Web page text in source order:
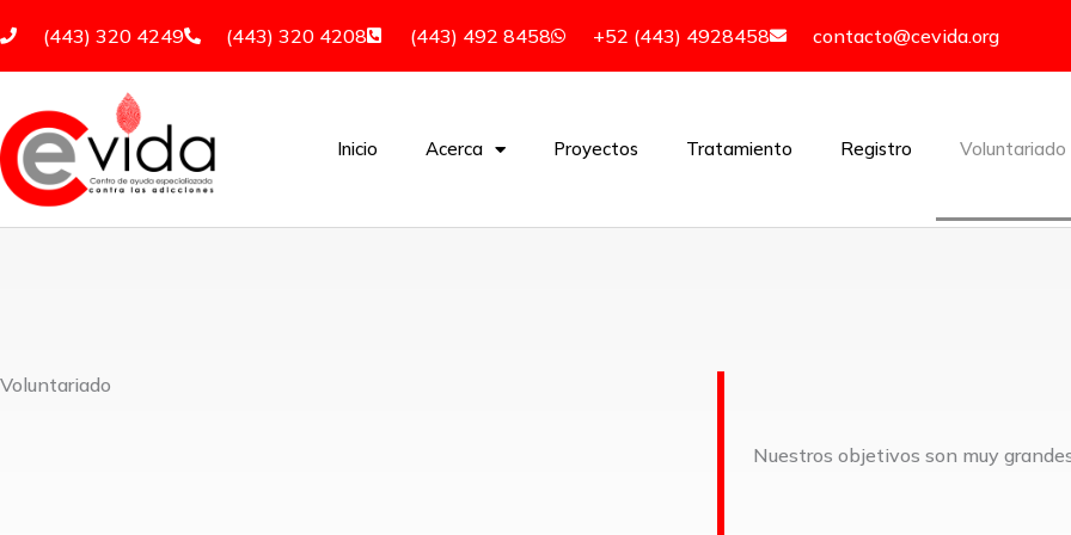
al
contenido
(443) 320 4249 (443) 320 4208 (443) 492 8458 +52 (443) 4928458 contacto@cevida.org
Inicio Acerca Proyectos Tratamiento Registro Voluntariado
Voluntariado
Nuestros objetivos son muy